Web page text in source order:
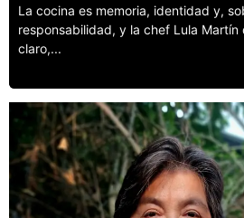
La cocina es memoria, identidad y,
responsabilidad, y la chef Lula Martín
claro,...